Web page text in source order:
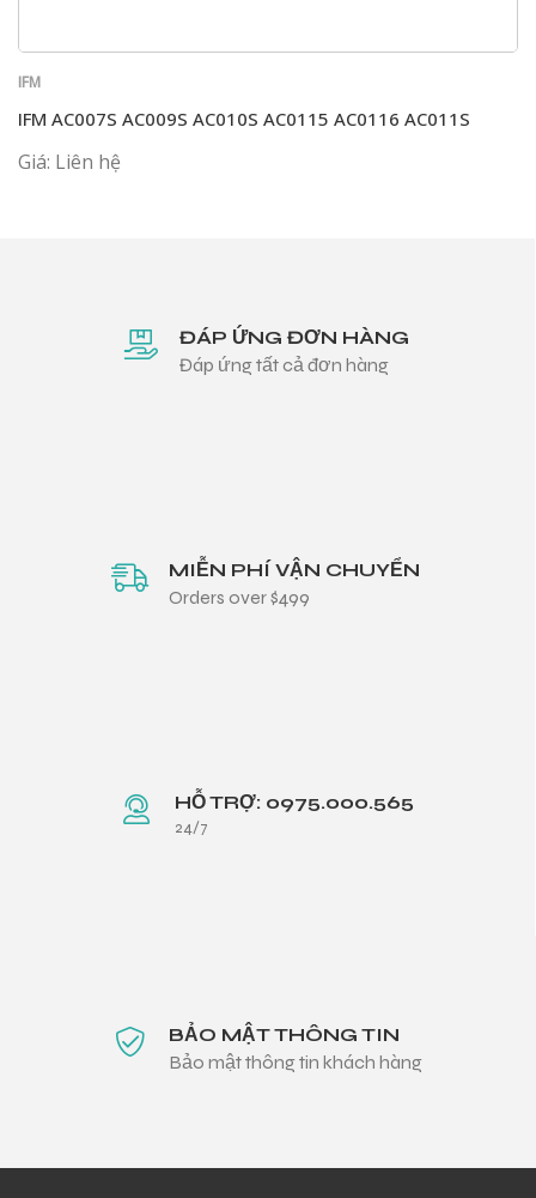
IFM
IFM AC007S AC009S AC010S AC0115 AC0116 AC011S
Giá: Liên hệ
ĐÁP ỨNG ĐƠN HÀNG
Đáp ứng tất cả đơn hàng
MIỄN PHÍ VẬN CHUYỂN
Orders over $499
HỖ TRỢ: 0975.000.565
24/7
BẢO MẬT THÔNG TIN
Bảo mật thông tin khách hàng